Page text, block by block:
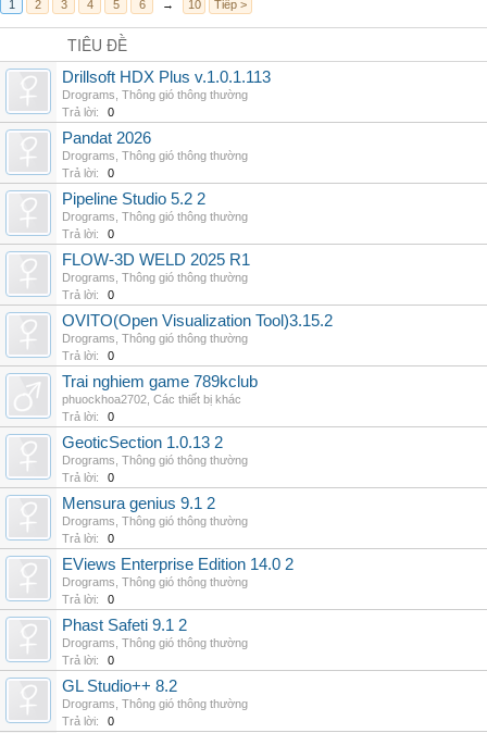
1 2 3 4 5 6 → 10 Tiếp >
TIÊU ĐỀ
Drillsoft HDX Plus v.1.0.1.113
Drograms Thông gió thông thường
Trả lời:
0
Pandat 2026
Drograms Thông gió thông thường
Trả lời:
0
Pipeline Studio 5.2 2
Drograms Thông gió thông thường
Trả lời:
0
FLOW-3D WELD 2025 R1
Drograms Thông gió thông thường
Trả lời:
0
OVITO(Open Visualization Tool)3.15.2
Drograms Thông gió thông thường
Trả lời:
0
Trai nghiem game 789kclub
phuockhoa2702 Các thiết bị khác
Trả lời:
0
GeoticSection 1.0.13 2
Drograms Thông gió thông thường
Trả lời:
0
Mensura genius 9.1 2
Drograms Thông gió thông thường
Trả lời:
0
EViews Enterprise Edition 14.0 2
Drograms Thông gió thông thường
Trả lời:
0
Phast Safeti 9.1 2
Drograms Thông gió thông thường
Trả lời:
0
GL Studio++ 8.2
Drograms Thông gió thông thường
Trả lời:
0